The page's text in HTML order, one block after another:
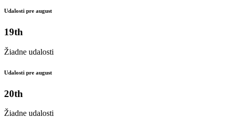
Udalosti pre august
19th
Žiadne udalosti
Udalosti pre august
20th
Žiadne udalosti